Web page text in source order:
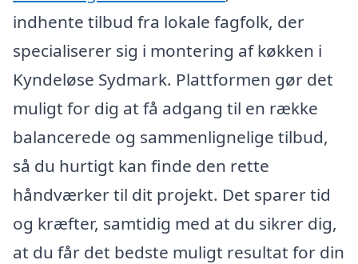
indhente tilbud fra lokale fagfolk, der
specialiserer sig i montering af køkken i
Kyndeløse Sydmark. Plattformen gør det
muligt for dig at få adgang til en række
balancerede og sammenlignelige tilbud,
så du hurtigt kan finde den rette
håndværker til dit projekt. Det sparer tid
og kræfter, samtidig med at du sikrer dig,
at du får det bedste muligt resultat for din